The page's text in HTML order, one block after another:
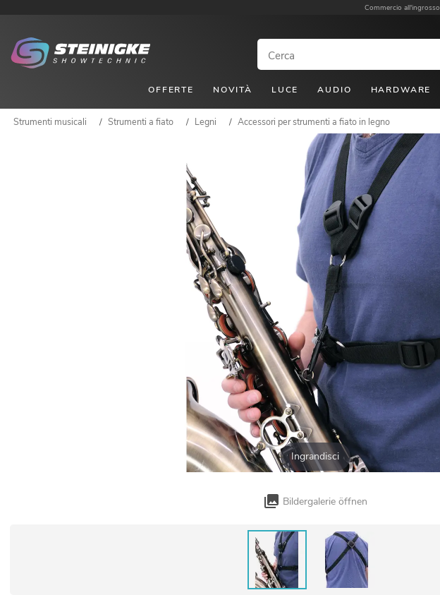
Commercio all'ingrosso
OFFERTE NOVITÀ LUCE AUDIO HARDWARE
Strumenti musicali / Strumenti a fiato / Legni / Accessori per strumenti a fiato in legno
Ingrandisci
Bildergalerie öffnen